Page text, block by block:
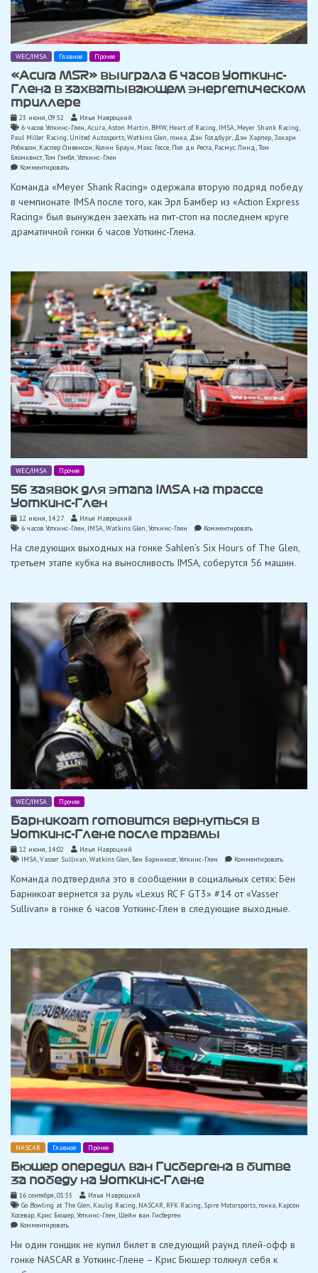
WEC/IMSA Главное Прочее
«Acura MSR» выиграла 6 часов Уоткинс-
Глена в захватывающем энергетическом
триллере
23 июня, 09:52
Илья Навроцкий
6 часов Уоткинс-Глен,Acura,Aston Martin, BMW, Heart of Racing, IMSA, Meyer Shank Racing
Paul Miller Racing, United Autosports,Watkins Glen, гонка, Дэн Голдбург, Дэн Харпер,Захари
Робишон, Каспер Стивенсон, Колин Браун, Макс Гессе, Пол ди Реста, Расмус Линд,Том
Бломквист,Том Гэмбл,Уоткинс-Глен
Комментироватьon
MSR»
выиграла
6
часов
Глена
Команда «Meyer Shank Racing» одержала вторую подряд победу
в чемпионате IMSA после того, как Эрл Бамбер из «Action Express
Racing» был вынужден заехать на пит-стоп на последнем круге
драматичной гонки 6 часов Уоткинс-Глена.
WEC/IMSA Прочее
56 заявок для этапа IMSA на трассе
Уоткинс-Глен
12 июня, 14:27
Илья Навроцкий
6 часов Уоткинс-Глен, IMSA,Watkins Glen,Уоткинс-Глен Комментироватьon
заявок
для
этапа
На следующих выходных на гонке Sahlen’s Six Hours of The Glen,
третьем этапе кубка на выносливость IMSA, соберутся 56 машин.
WEC/IMSA Прочее
Барникоат готовится вернуться в
Уоткинс-Глене после травмы
12 июня, 14:02
Илья Навроцкий
IMSA,Vasser Sullivan,Watkins Glen, Бен Барникоат,Уоткинс-Глен Комментироватьon
готовится
Уоткинс-
Команда подтвердила это в сообщении в социальных сетях: Бен
Барникоат вернется за руль «Lexus RC F GT3» #14 от «Vasser
Sullivan» в гонке 6 часов Уоткинс-Глен в следующие выходные.
NASCAR Главное Прочее
Бюшер опередил ван Гисбергена в битве
за победу на Уоткинс-Глене
16 сентября, 01:35
Илья Навроцкий
Go Bowling at The Glen Kaulig Racing NASCAR RFK Racing Spire Motorsports гонка Карсон
Хосевар Крис Бюшер Уоткинс-Глен Шейн ван Гисберген
Комментироватьon
опередил
Гисбергена
Ни один гонщик не купил билет в следующий раунд плей-офф в
гонке NASCAR в Уоткинс-Глене – Крис Бюшер толкнул себя к